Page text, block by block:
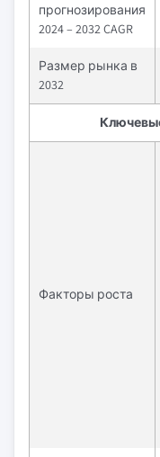
прогнозирования
2024 – 2032 CAGR
Размер рынка в
2032
Факторы роста